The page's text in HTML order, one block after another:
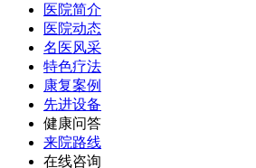
医院简介
医院动态
名医风采
特色疗法
康复案例
先进设备
健康问答
来院路线
在线咨询